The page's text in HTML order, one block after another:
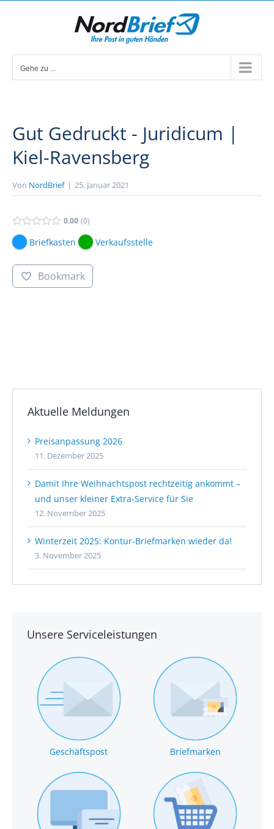
Gehe zu ...
Gut Gedruckt - Juridicum |
Kiel-Ravensberg
Von NordBrief | 25. Januar 2021
0.00 0
Briefkasten Verkaufsstelle
Bookmark
Aktuelle Meldungen
Preisanpassung 2026
11. Dezember 2025
Damit Ihre Weihnachtspost rechtzeitig ankommt –
und unser kleiner Extra-Service für Sie
12. November 2025
Winterzeit 2025: Kontur-Briefmarken wieder da!
3. November 2025
Unsere Serviceleistungen
Geschäftspost Briefmarken